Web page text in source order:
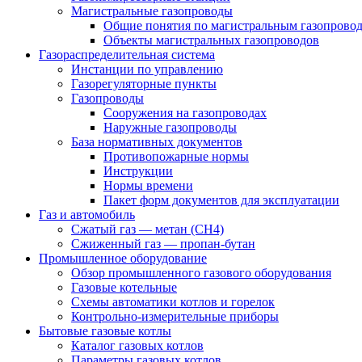
Магистральные газопроводы
Общие понятия по магистральным
Объекты магистральных газопроводов
Газораспределительная система
Инстанции по управлению
Газорегуляторные пункты
Газопроводы
Сооружения на газопроводах
Наружные газопроводы
База нормативных документов
Противопожарные нормы
Инструкции
Нормы времени
Пакет форм документов для эксплуатации
Газ и автомобиль
Сжатый газ — метан (CH4)
Сжиженный газ — пропан-бутан
Промышленное оборудование
Обзор промышленного газового оборудования
Газовые котельные
Схемы автоматики котлов и горелок
Контрольно-измерительные приборы
Бытовые газовые котлы
Каталог газовых котлов